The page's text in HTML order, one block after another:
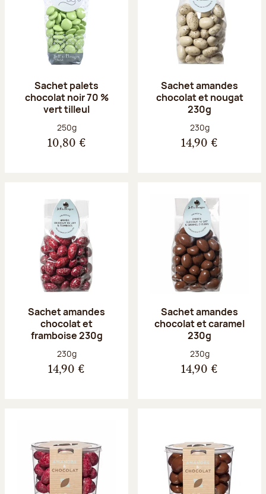
Sachet palets
chocolat noir 70 %
vert tilleul
Poids net :
250g
10,80 €
Sachet amandes
chocolat et nougat
230g
Poids net :
230g
14,90 €
Sachet amandes
chocolat et
framboise 230g
Poids net :
230g
14,90 €
Sachet amandes
chocolat et caramel
230g
Poids net :
230g
14,90 €